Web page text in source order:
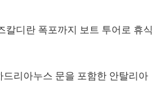
칼디란 폭포까지 보트 투어로 휴식
리아누스 문을 포함한 안탈리아